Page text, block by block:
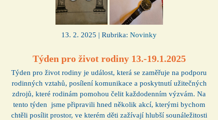
13. 2. 2025 | Rubrika: Novinky
Týden pro život rodiny 13.-19.1.2025
Týden pro život rodiny je událost, která se zaměřuje na podporu
rodinných vztahů, posílení komunikace a poskytnutí užitečných
zdrojů, které rodinám pomohou čelit každodenním výzvám. Na
tento týden jsme připravili hned několik akcí, kterými bychom
chtěli posílit prostor, ve kterém děti zažívají hlubší sounáležitosti